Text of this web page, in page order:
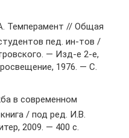
Темперамент // Общая
пед. ин-тов /
— Изд-е 2-е,
1976. — С.
в современном
/ под ред. И.В.
2009. — 400 с.